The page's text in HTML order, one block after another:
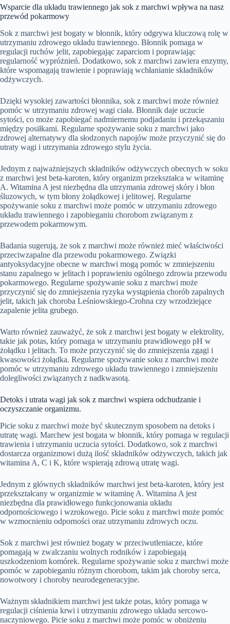
Wsparcie dla układu trawiennego jak sok z marchwi wpływa na nasz
przewód pokarmowy
Sok z marchwi jest bogaty w błonnik, który odgrywa kluczową rolę w
utrzymaniu zdrowego układu trawiennego. Błonnik pomaga w
regulacji ruchów jelit, zapobiegając zaparciom i poprawiając
regularność wypróżnień. Dodatkowo, sok z marchwi zawiera enzymy,
które wspomagają trawienie i poprawiają wchłanianie składników
odżywczych.
Dzięki wysokiej zawartości błonnika, sok z marchwi może również
pomóc w utrzymaniu zdrowej wagi ciała. Błonnik daje uczucie
sytości, co może zapobiegać nadmiernemu podjadaniu i przekąszaniu
między posiłkami. Regularne spożywanie soku z marchwi jako
zdrowej alternatywy dla słodzonych napojów może przyczynić się do
utraty wagi i utrzymania zdrowego stylu życia.
Jednym z najważniejszych składników odżywczych obecnych w soku
z marchwi jest beta-karoten, który organizm przekształca w witaminę
A. Witamina A jest niezbędna dla utrzymania zdrowej skóry i błon
śluzowych, w tym błony żołądkowej i jelitowej. Regularne
spożywanie soku z marchwi może pomóc w utrzymaniu zdrowego
układu trawiennego i zapobieganiu chorobom związanym z
przewodem pokarmowym.
Badania sugerują, że sok z marchwi może również mieć właściwości
przeciwzapalne dla przewodu pokarmowego. Związki
antyoksydacyjne obecne w marchwi mogą pomóc w zmniejszeniu
stanu zapalnego w jelitach i poprawieniu ogólnego zdrowia przewodu
pokarmowego. Regularne spożywanie soku z marchwi może
przyczynić się do zmniejszenia ryzyka wystąpienia chorób zapalnych
jelit, takich jak choroba Leśniowskiego-Crohna czy wrzodziejące
zapalenie jelita grubego.
Warto również zauważyć, że sok z marchwi jest bogaty w elektrolity,
takie jak potas, który pomaga w utrzymaniu prawidłowego pH w
żołądku i jelitach. To może przyczynić się do zmniejszenia zgagi i
kwasowości żołądka. Regularne spożywanie soku z marchwi może
pomóc w utrzymaniu zdrowego układu trawiennego i zmniejszeniu
dolegliwości związanych z nadkwasotą.
Detoks i utrata wagi jak sok z marchwi wspiera odchudzanie i
oczyszczanie organizmu.
Picie soku z marchwi może być skutecznym sposobem na detoks i
utratę wagi. Marchew jest bogata w błonnik, który pomaga w regulacji
trawienia i utrzymaniu uczucia sytości. Dodatkowo, sok z marchwi
dostarcza organizmowi dużą ilość składników odżywczych, takich jak
witamina A, C i K, które wspierają zdrową utratę wagi.
Jednym z głównych składników marchwi jest beta-karoten, który jest
przekształcany w organizmie w witaminę A. Witamina A jest
niezbędna dla prawidłowego funkcjonowania układu
odpornościowego i wzrokowego. Picie soku z marchwi może pomóc
w wzmocnieniu odporności oraz utrzymaniu zdrowych oczu.
Sok z marchwi jest również bogaty w przeciwutleniacze, które
pomagają w zwalczaniu wolnych rodników i zapobiegają
uszkodzeniom komórek. Regularne spożywanie soku z marchwi może
pomóc w zapobieganiu różnym chorobom, takim jak choroby serca,
nowotwory i choroby neurodegeneracyjne.
Ważnym składnikiem marchwi jest także potas, który pomaga w
regulacji ciśnienia krwi i utrzymaniu zdrowego układu sercowo-
naczyniowego. Picie soku z marchwi może pomóc w obniżeniu